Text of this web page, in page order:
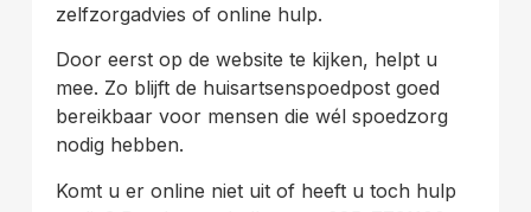
zelfzorgadvies of online hulp.
Door eerst op de website te kijken, helpt u
mee. Zo blijft de huisartsenspoedpost goed
bereikbaar voor mensen die wél spoedzorg
nodig hebben.
Komt u er online niet uit of heeft u toch hulp